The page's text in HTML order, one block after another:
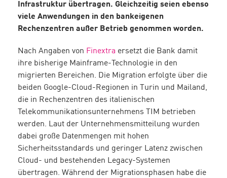
Infrastruktur übertragen. Gleichzeitig seien ebenso
viele Anwendungen in den bankeigenen
Rechenzentren außer Betrieb genommen worden.
Nach Angaben von Finextra ersetzt die Bank damit
ihre bisherige Mainframe-Technologie in den
migrierten Bereichen. Die Migration erfolgte über die
beiden Google-Cloud-Regionen in Turin und Mailand,
die in Rechenzentren des italienischen
Telekommunikationsunternehmens TIM betrieben
werden. Laut der Unternehmensmitteilung wurden
dabei große Datenmengen mit hohen
Sicherheitsstandards und geringer Latenz zwischen
Cloud- und bestehenden Legacy-Systemen
übertragen. Während der Migrationsphasen habe die